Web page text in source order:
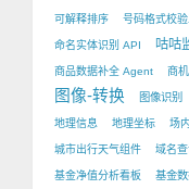
可解释排序 号码格式校
命名实体识别 API 咕咕
商品数据补全 Agent 商
图像-转换 图像识别
地理信息 地理坐标 场
城市出行天气组件 域名
基金净值分析看板 基金